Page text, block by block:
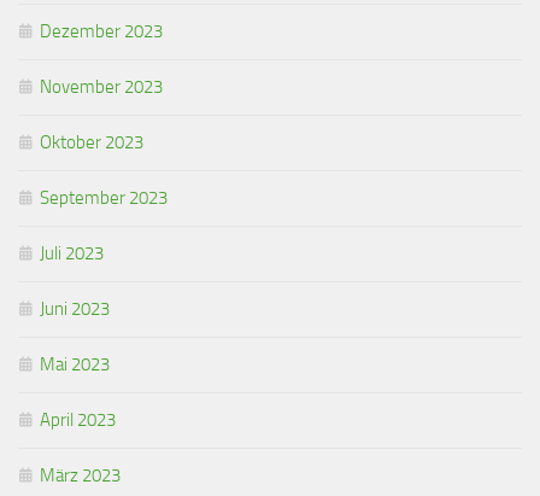
Dezember 2023
November 2023
Oktober 2023
September 2023
Juli 2023
Juni 2023
Mai 2023
April 2023
März 2023